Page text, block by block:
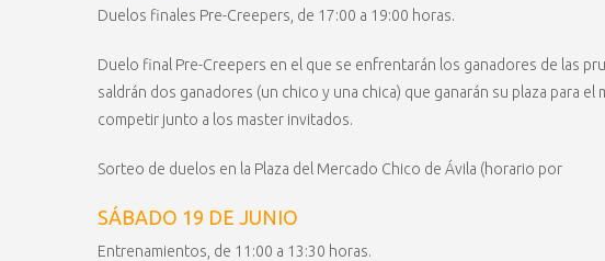
Duelos finales Pre-Creepers, de 17:00 a 19:00 horas.
Duelo final Pre-Creepers en el que se enfrentarán los ganadores de las
saldrán dos ganadores (un chico y una chica) que ganarán su plaza para el
competir junto a los master invitados.
Sorteo de duelos en la Plaza del Mercado Chico de Ávila (horario por
SÁBADO 19 DE JUNIO
Entrenamientos, de 11:00 a 13:30 horas.